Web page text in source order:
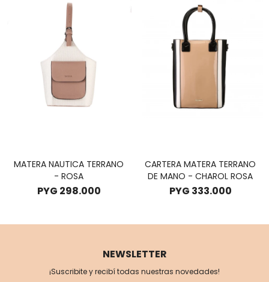
MATERA NAUTICA TERRANO
- ROSA
PYG 298.000
CARTERA MATERA TERRANO
DE MANO - CHAROL ROSA
PYG 333.000
NEWSLETTER
¡Suscribite y recibí todas nuestras novedades!